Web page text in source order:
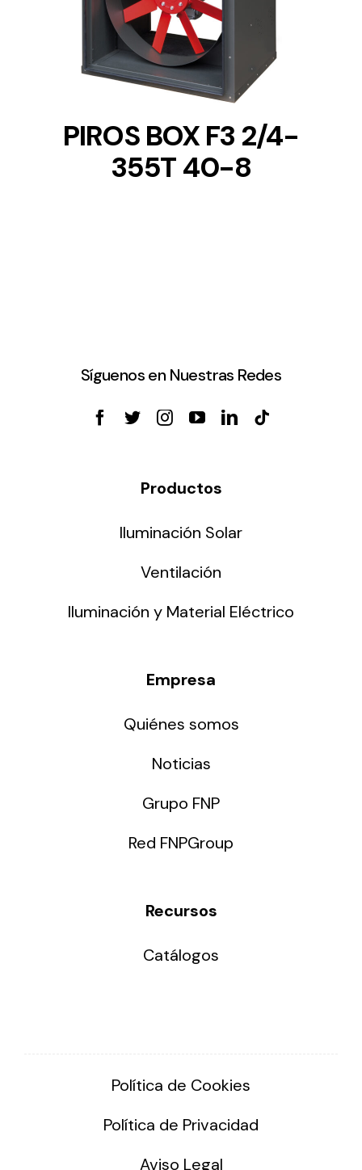
DETAILS
PIROS BOX F3 2/4-
355T 40-8
Síguenos en Nuestras Redes
Productos
Iluminación Solar
Ventilación
Iluminación y Material Eléctrico
Empresa
Quiénes somos
Noticias
Grupo FNP
Red FNPGroup
Recursos
Catálogos
Política de Cookies
Política de Privacidad
Aviso Legal